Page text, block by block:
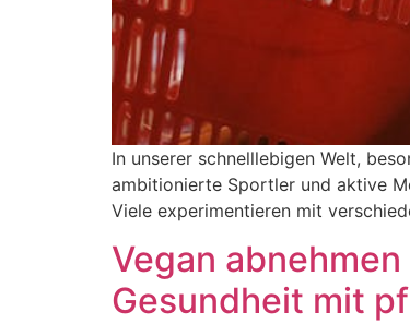
In unserer schnelllebigen Welt,
ambitionierte Sportler und aktive
Viele experimentieren mit
Vegan
Gesundheit mit